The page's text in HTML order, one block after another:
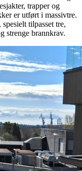
trapper og
er utført i massivtre.
tilpasset tre,
strenge brannkrav.